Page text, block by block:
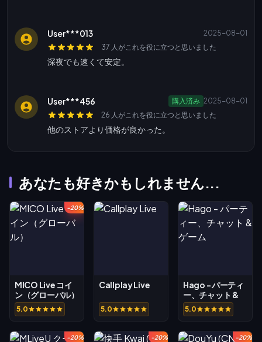
User***013
2025-08-01
37 人がこれを役に立つと思いました
深夜でも速くて安定。
User***456 購入済み 2025-08-01
26 人がこれを役に立つと思いました
他のストアより価格が良かった。
あなたも好きかもしれません...
-20%
MICO Live コイ
ン（グローバル）
5.0
Callplay Live
5.0
Hago - パーティ
ー、チャット &
ゲーム
5.0
-20% -20% -20%